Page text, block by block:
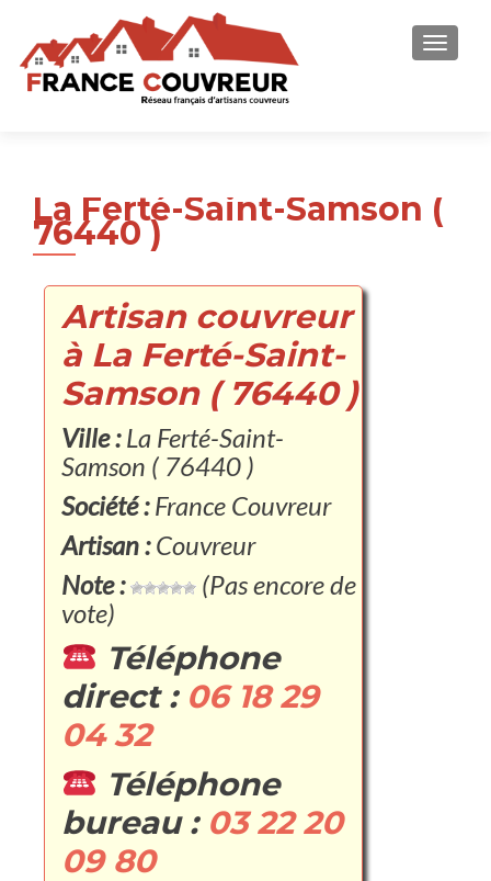
La Ferté-Saint-Samson (
76440 )
Artisan couvreur
à La Ferté-Saint-
Samson ( 76440 )
Ville :La Ferté-Saint-
Samson ( 76440 )
Société :France Couvreur
Artisan :Couvreur
Note :
(Pas encore de
vote)
Téléphone
direct : 06 18 29
04 32
Téléphone
bureau : 03 22 20
09 80